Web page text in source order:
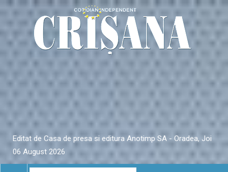
Editat de Casa de presa si editura Anotimp SA - Oradea, Joi
06 August 2026